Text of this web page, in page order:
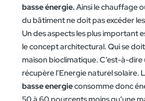
basse énergie.Ainsi le chauffage
du bâtiment ne doit pas excéder
Un des aspects les plus important
le concept architectural. Qui se
maison bioclimatique. C’est-à-dire
récupère l’Energie naturel solaire.
basse energieconsomme donc